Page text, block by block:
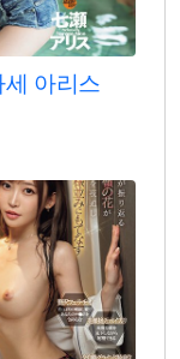
아리스